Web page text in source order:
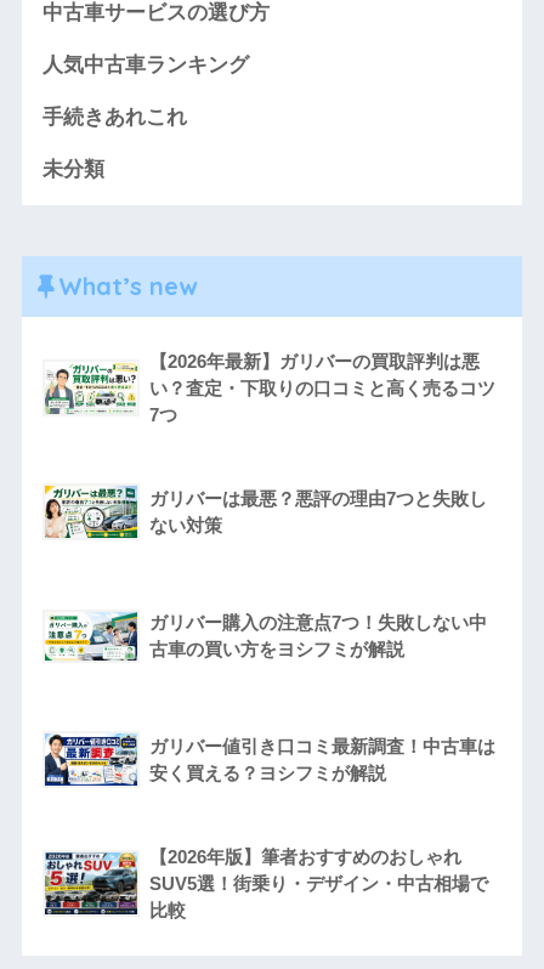
中古車サービスの選び方
人気中古車ランキング
手続きあれこれ
未分類
What’s new
【2026年最新】ガリバーの買取評判は悪
い？査定・下取りの口コミと高く売るコツ
7つ
ガリバーは最悪？悪評の理由7つと失敗し
ない対策
ガリバー購入の注意点7つ！失敗しない中
古車の買い方をヨシフミが解説
ガリバー値引き口コミ最新調査！中古車は
安く買える？ヨシフミが解説
【2026年版】筆者おすすめのおしゃれ
SUV5選！街乗り・デザイン・中古相場で
比較